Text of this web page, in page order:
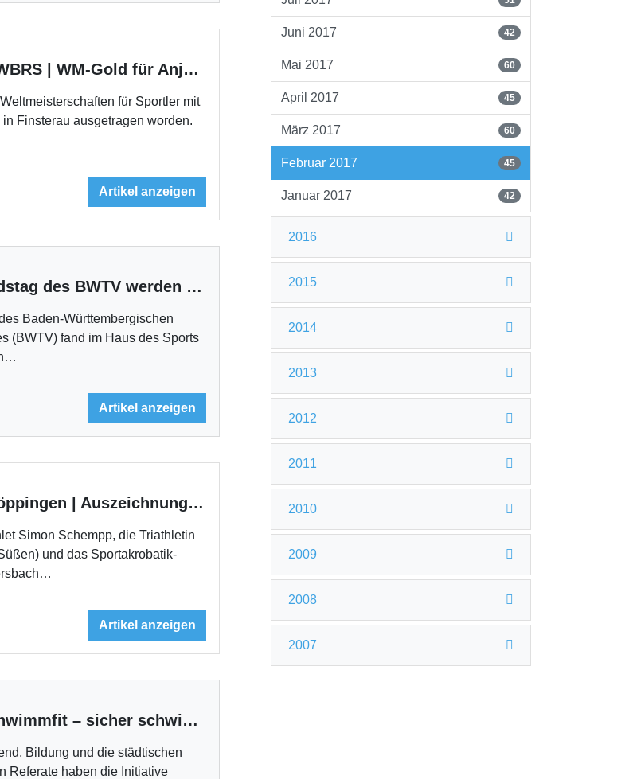
Wintersport/WBRS | WM-Gold für Anja Wicker
für Sportler mit
Finsterau ausgetragen worden.
Artikel anzeigen
Beim Verbandstag des BWTV werden die Neuen vorgestellt
Baden-Württembergischen
(BWTV) fand im Haus des Sports
Artikel anzeigen
Sportkreis Göppingen | Auszeichnung für Schempp, Gajer und TV Ebersbach
Simon Schempp, die Triathletin
und das Sportakrobatik-
Artikel anzeigen
Initiative „schwimmfit – sicher schwimmen in Stuttgart“ gestartet
Bildung und die städtischen
Referate haben die Initiative
Juni 2017 42
Mai 2017 60
April 2017 45
März 2017 60
Februar 2017 45
Januar 2017 42
2016
2015
2014
2013
2012
2011
2010
2009
2008
2007